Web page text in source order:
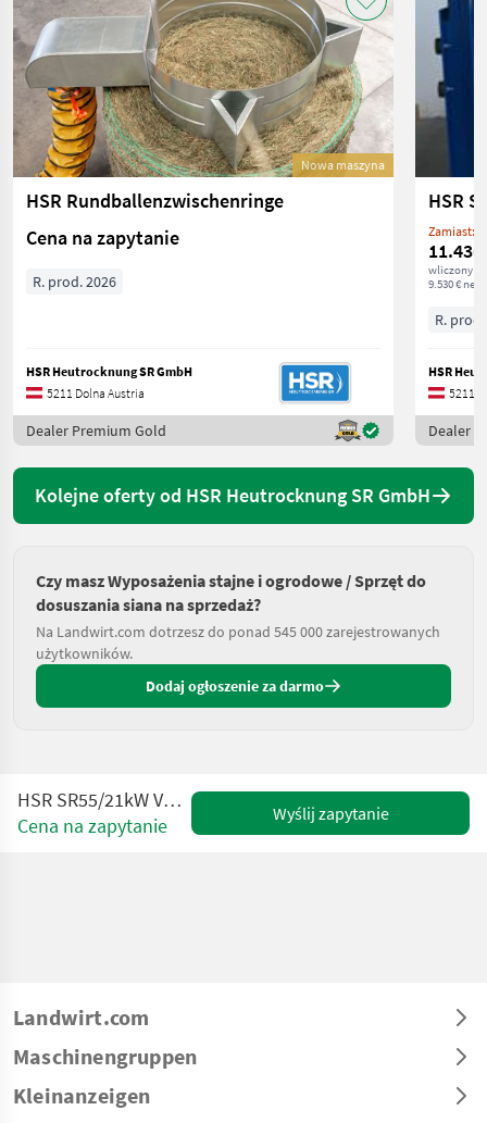
Nowa maszyna
HSR Rundballenzwischenringe
Cena na zapytanie
R. prod. 2026
HSR Heutrocknung SR GmbH
5211 Dolna Austria
Dealer Premium Gold
HSR
Zamiast:
11.436
wliczony
9.530 €
R.
HSR
5211
Dealer
Kolejne oferty od HSR Heutrocknung SR GmbH
Czy masz Wyposażenia stajne i ogrodowe / Sprzęt do
dosuszania siana na sprzedaż?
Na Landwirt.com dotrzesz do ponad 545 000 zarejestrowanych
użytkowników.
Dodaj ogłoszenie za darmo
HSR SR55/21kW VARIOs Entfeuchter
Cena na zapytanie
Wyślij zapytanie
Landwirt.com
Maschinengruppen
Kleinanzeigen